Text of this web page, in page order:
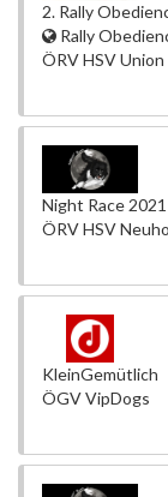
2. Rally
Rally
ÖRV HSV
Night Race
ÖRV HSV
KleinGemütlich
ÖGV VipDogs